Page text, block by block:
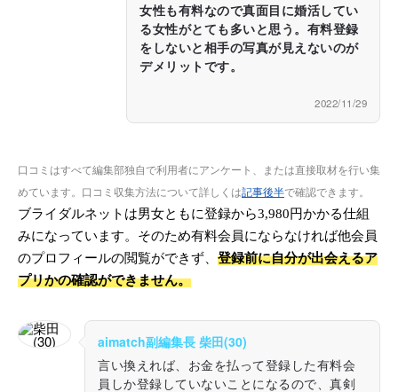
女性も有料なので真面目に婚活してい
る女性がとても多いと思う。有料登録
をしないと相手の写真が見えないのが
デメリットです。
2022/11/29
口コミはすべて編集部独自で利用者にアンケート、または直接取材を行い集
めています。口コミ収集方法について詳しくは記事後半で確認できます。
ブライダルネットは男女ともに登録から3,980円かかる仕組
みになっています。そのため有料会員にならなければ他会員
のプロフィールの閲覧ができず、 登録前に自分が出会えるア
プリかの確認ができません。
aimatch副編集長 柴田(30)
言い換えれば、お金を払って登録した有料会
員しか登録していないことになるので、真剣